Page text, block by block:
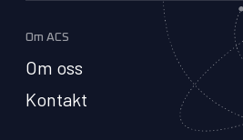
Om ACS
Om oss
Kontakt